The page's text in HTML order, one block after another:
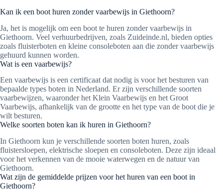
Kan ik een boot huren zonder vaarbewijs in Giethoorn?
Ja, het is mogelijk om een boot te huren zonder vaarbewijs in
Giethoorn. Veel verhuurbedrijven, zoals Zuideinde.nl, bieden opties
zoals fluisterboten en kleine consoleboten aan die zonder vaarbewijs
gehuurd kunnen worden.
Wat is een vaarbewijs?
Een vaarbewijs is een certificaat dat nodig is voor het besturen van
bepaalde types boten in Nederland. Er zijn verschillende soorten
vaarbewijzen, waaronder het Klein Vaarbewijs en het Groot
Vaarbewijs, afhankelijk van de grootte en het type van de boot die je
wilt besturen.
Welke soorten boten kan ik huren in Giethoorn?
In Giethoorn kun je verschillende soorten boten huren, zoals
fluistersloepen, elektrische sloepen en consoleboten. Deze zijn ideaal
voor het verkennen van de mooie waterwegen en de natuur van
Giethoorn.
Wat zijn de gemiddelde prijzen voor het huren van een boot in
Giethoorn?